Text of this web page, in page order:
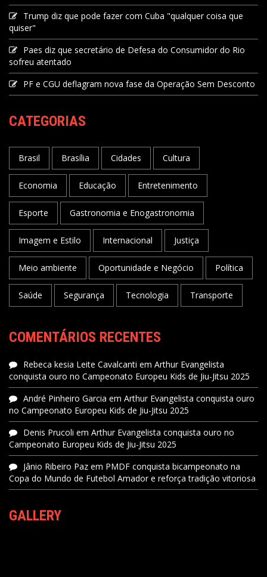
Trump diz que pode fazer com Cuba "qualquer coisa que
quiser"
Paes diz que secretário de Defesa do Consumidor do Rio
sofreu atentado
PF e CGU deflagram nova fase da Operação Sem Desconto
CATEGORIAS
Brasil Brasília Cidades Cultura
Economia Educação Entretenimento
Esporte Gastronomia e Enogastronomia
Imagem e Estilo Internacional Justiça
Meio ambiente Oportunidade e Negócio Política
Saúde Segurança Tecnologia Transporte
COMENTÁRIOS RECENTES
Rebeca kesia Leite Cavalcanti em Arthur Evangelista
conquista ouro no Campeonato Europeu Kids de Jiu-Jitsu 2025
André Pinheiro Garcia em Arthur Evangelista conquista ouro
no Campeonato Europeu Kids de Jiu-Jitsu 2025
Denis Prucoli em Arthur Evangelista conquista ouro no
Campeonato Europeu Kids de Jiu-Jitsu 2025
Jânio Ribeiro Paz em PMDF conquista bicampeonato na
Copa do Mundo de Futebol Amador e reforça tradição vitoriosa
GALLERY